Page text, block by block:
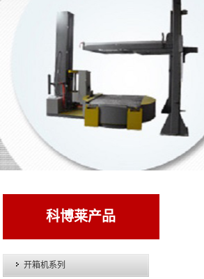
科博莱产品
开箱机系列